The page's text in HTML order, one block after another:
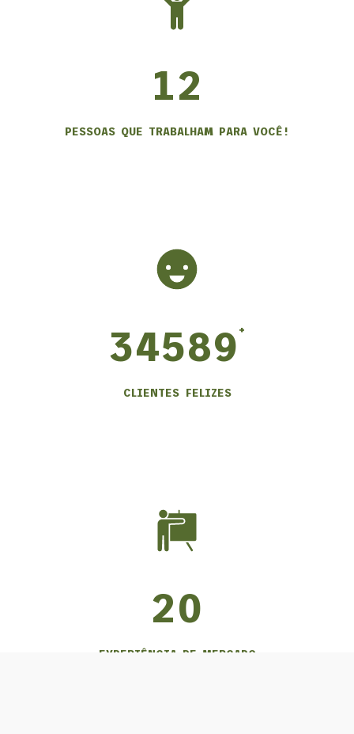
12
PESSOAS QUE TRABALHAM PARA VOCÊ!
34589 +
CLIENTES FELIZES
20
EXPERIÊNCIA DE MERCADO